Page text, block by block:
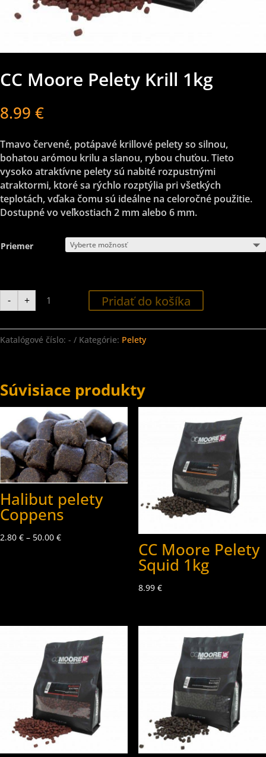
CC Moore Pelety Krill 1kg
8.99 €
Tmavo červené, potápavé krillové pelety so silnou,
bohatou arómou krilu a slanou, rybou chuťou. Tieto
vysoko atraktívne ​​pelety sú nabité rozpustnými
atraktormi, ktoré sa rýchlo rozptýlia pri všetkých
teplotách, vďaka čomu sú ideálne na celoročné použitie.
Dostupné vo veľkostiach 2 mm alebo 6 mm.
Priemer
-
množstvo
Moore
Krill
1kg
+ Pridať do košíka
Katalógové číslo: - Kategórie: Pelety
Súvisiace produkty
Halibut pelety
Coppens
2.80 € – 50.00 €
CC Moore Pelety
Squid 1kg
8.99 €